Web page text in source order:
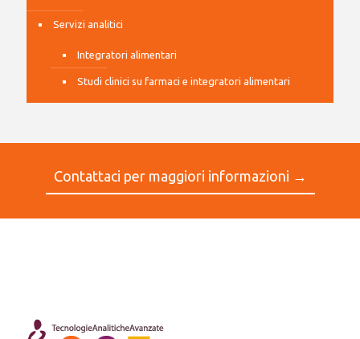
Servizi analitici
Integratori alimentari
Studi clinici su farmaci e integratori alimentari
Contattaci per maggiori informazioni →